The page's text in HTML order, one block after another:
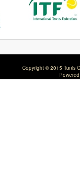
Copyright © 2015 Tunis